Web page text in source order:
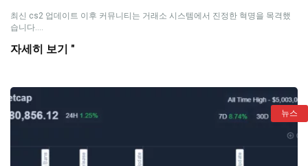
최신 cs2 업데이트 이후 커뮤니티는 거래소 시스템에서 진정한 혁명을 목격했
습니다....
자세히 보기 "
뉴스